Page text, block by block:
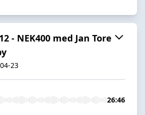
- NEK400 med Jan Tore
23
26:46